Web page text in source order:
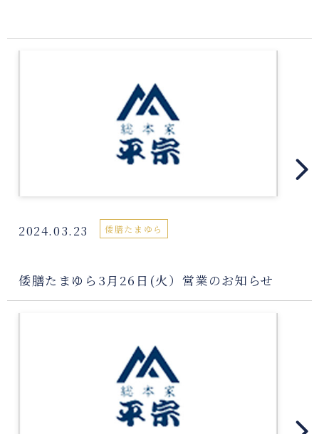
2024.03.23 倭膳たまゆら
倭膳たまゆら3月26日(火）営業のお知らせ